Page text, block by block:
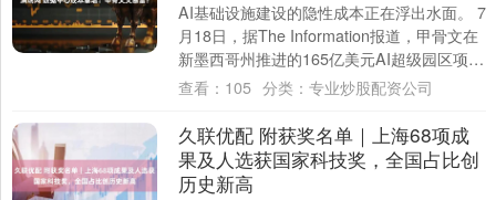
AI基础设施建设的隐性成本正在浮出水面。 7
月18日，据The Information报道，甲骨文在
新墨西哥州推进的165亿美元AI超级园区项目
遭遇环保审批阻碍....
查看： 105 分类： 专业炒股配资公司
久联优配 附获奖名单｜上海68项成
果及人选获国家科技奖，全国占比创
历史新高